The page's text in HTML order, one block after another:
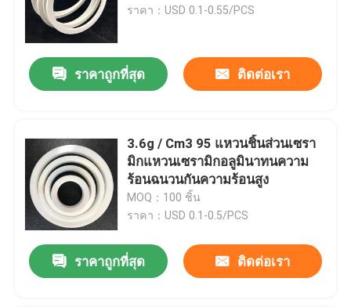
บ้าน
วิดีโอ
เกี่ยวกับเรา
ทัวร์โรงงาน
ราคา：USD 0.1-0.55/PCS
ราคาถูกที่สุด ติดต่อเรา
3.6g / Cm3 95 แหวนชิ้นส่วนเซรา
มิกแหวนเซรามิกอลูมินาทนความ
ร้อนฉนวนกันความร้อนสูง
MOQ：100 ชิ้น
ราคา：USD 0.1-0.5/PCS
ราคาถูกที่สุด ติดต่อเรา